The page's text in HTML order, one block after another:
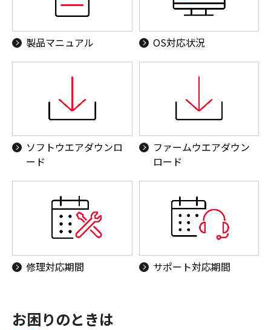
製品マニュアル OS対応状況
ソフトウエアダウンロ
ード
ファームウエアダウン
ロード
修理対応期間 サポート対応期間
お困りのときは